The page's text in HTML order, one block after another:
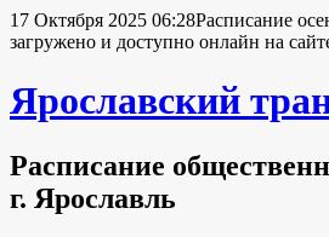
17 Октября 2025 06:28Расписание
загружено и доступно онлайн на
Ярославский
Расписание
г. Ярославль